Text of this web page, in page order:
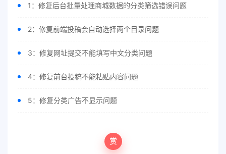
1：修复后台批量处理商城数据的分类筛选错误问题
2：修复前端投稿会自动选择两个目录问题
3：修复网址提交不能填写中文分类问题
4：修复前台投稿不能粘贴内容问题
5：修复分类广告不显示问题
赏